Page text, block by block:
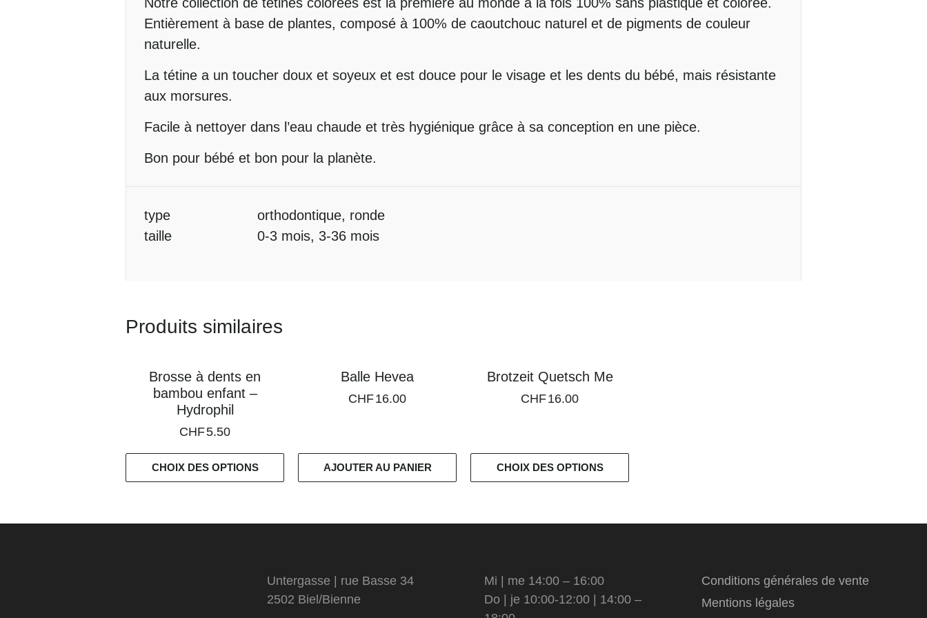
Entièrement à base de plantes, composé à 100% de caoutchouc naturel et de pigments de couleur
naturelle.
La tétine a un toucher doux et soyeux et est douce pour le visage et les dents du bébé, mais résistante
aux morsures.
Facile à nettoyer dans l’eau chaude et très hygiénique grâce à sa conception en une pièce.
Bon pour bébé et bon pour la planète.
Informations
complémentaires
type
orthodontique, ronde
taille
0-3 mois, 3-36 mois
Produits similaires
Brosse à dents en
bambou enfant –
Hydrophil
CHF5.50
CHOIX DES OPTIONS
Balle Hevea
CHF16.00
AJOUTER AU PANIER
Brotzeit Quetsch Me
CHF16.00
CHOIX DES OPTIONS
Untergasse | rue Basse 34
2502 Biel/Bienne
Mi | me 14:00 – 16:00
Do | je 10:00-12:00 | 14:00 –
Conditions générales de vente
Mentions légales